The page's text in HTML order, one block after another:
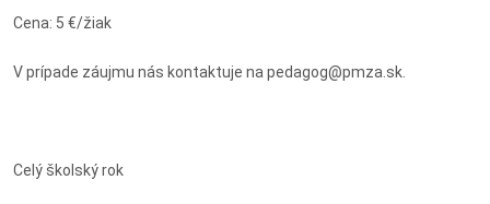
Cena: 5 €/žiak
V prípade záujmu nás kontaktuje na pedagog@pmza.sk.
Celý školský rok